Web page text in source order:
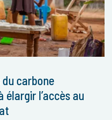
carbone
l’accès au